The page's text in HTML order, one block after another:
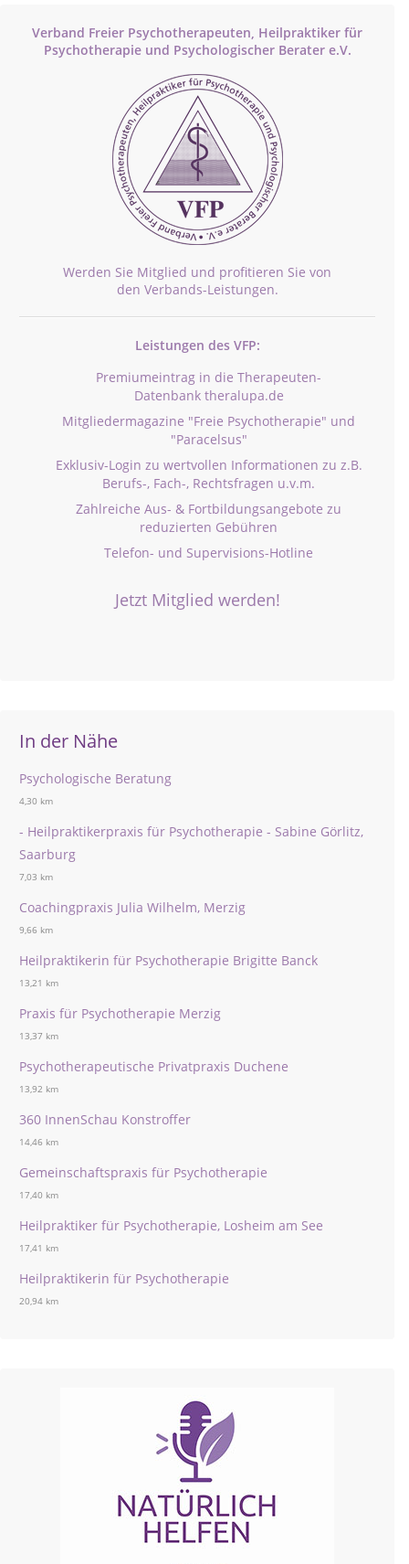
Verband Freier Psychotherapeuten, Heilpraktiker für
Psychotherapie und Psychologischer Berater e.V.
Werden Sie Mitglied und profitieren Sie von
den Verbands-Leistungen.
Leistungen des VFP:
Premiumeintrag in die Therapeuten-
Datenbank theralupa.de
Mitgliedermagazine "Freie Psychotherapie" und
"Paracelsus"
Exklusiv-Login zu wertvollen Informationen zu z.B.
Berufs-, Fach-, Rechtsfragen u.v.m.
Zahlreiche Aus- & Fortbildungsangebote zu
reduzierten Gebühren
Telefon- und Supervisions-Hotline
Jetzt Mitglied werden!
In der Nähe
Psychologische Beratung
4,30 km
- Heilpraktikerpraxis für Psychotherapie - Sabine Görlitz,
Saarburg
7,03 km
Coachingpraxis Julia Wilhelm, Merzig
9,66 km
Heilpraktikerin für Psychotherapie Brigitte Banck
13,21 km
Praxis für Psychotherapie Merzig
13,37 km
Psychotherapeutische Privatpraxis Duchene
13,92 km
360 InnenSchau Konstroffer
14,46 km
Gemeinschaftspraxis für Psychotherapie
17,40 km
Heilpraktiker für Psychotherapie, Losheim am See
17,41 km
Heilpraktikerin für Psychotherapie
20,94 km